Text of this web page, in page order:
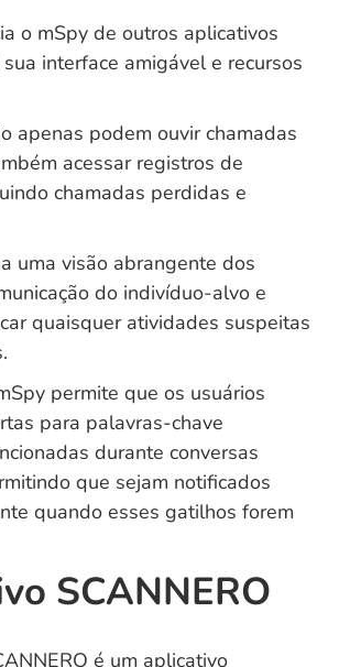
o mSpy de outros aplicativos
interface amigável e recursos
apenas podem ouvir chamadas
acessar registros de
chamadas perdidas e
uma visão abrangente dos
do indivíduo-alvo e
quaisquer atividades suspeitas
permite que os usuários
para palavras-chave
durante conversas
que sejam notificados
quando esses gatilhos forem
SCANNERO
é um aplicativo